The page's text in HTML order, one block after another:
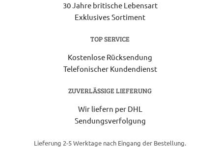
30 Jahre britische Lebensart
Exklusives Sortiment
TOP SERVICE
Kostenlose Rücksendung
Telefonischer Kundendienst
ZUVERLÄSSIGE LIEFERUNG
Wir liefern per DHL
Sendungsverfolgung
Lieferung 2-5 Werktage nach Eingang der Bestellung.